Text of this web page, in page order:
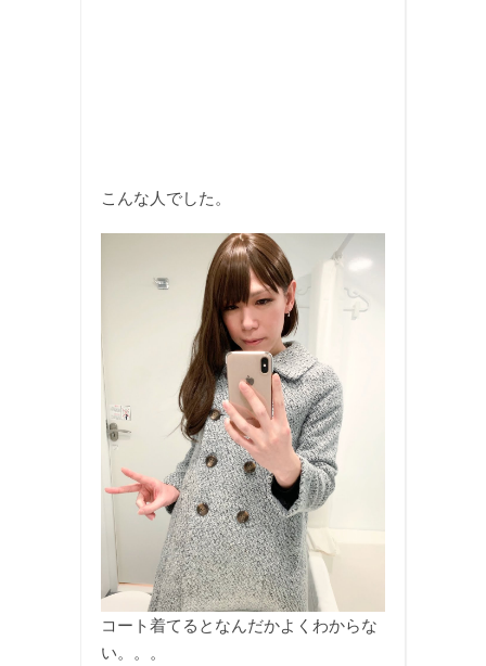
こんな人でした。
コート着てるとなんだかよくわからな
い。。。